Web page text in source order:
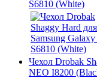
S6810 (White)
Чехол Drobak
NEO I8200